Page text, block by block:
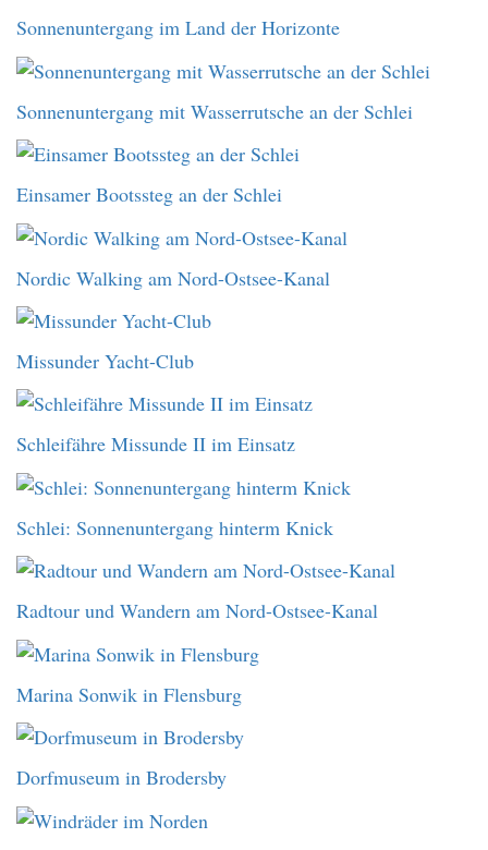
Sonnenuntergang im Land der Horizonte
Sonnenuntergang mit Wasserrutsche an der Schlei
Einsamer Bootssteg an der Schlei
Nordic Walking am Nord-Ostsee-Kanal
Missunder Yacht-Club
Schleifähre Missunde II im Einsatz
Schlei: Sonnenuntergang hinterm Knick
Radtour und Wandern am Nord-Ostsee-Kanal
Marina Sonwik in Flensburg
Dorfmuseum in Brodersby